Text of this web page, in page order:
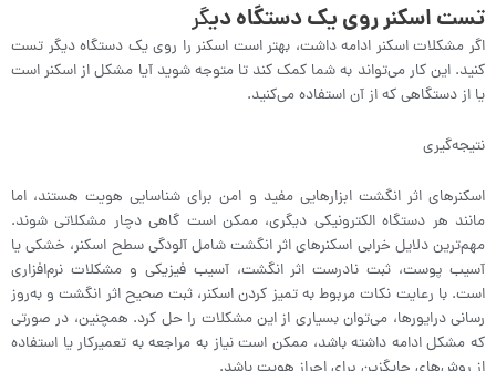
تست اسکنر روی یک دستگاه دیگر
اگر مشکلات اسکنر ادامه داشت، بهتر است اسکنر را روی یک دستگاه دیگر تست
کنید. این کار می‌تواند به شما کمک کند تا متوجه شوید آیا مشکل از اسکنر است
یا از دستگاهی که از آن استفاده می‌کنید.
نتیجه‌گیری
اسکنرهای اثر انگشت ابزارهایی مفید و امن برای شناسایی هویت هستند، اما
مانند هر دستگاه الکترونیکی دیگری، ممکن است گاهی دچار مشکلاتی شوند.
مهم‌ترین دلایل خرابی اسکنرهای اثر انگشت شامل آلودگی سطح اسکنر، خشکی یا
آسیب پوست، ثبت نادرست اثر انگشت، آسیب فیزیکی و مشکلات نرم‌افزاری
است. با رعایت نکات مربوط به تمیز کردن اسکنر، ثبت صحیح اثر انگشت و به‌روز
رسانی درایورها، می‌توان بسیاری از این مشکلات را حل کرد. همچنین، در صورتی
که مشکل ادامه داشته باشد، ممکن است نیاز به مراجعه به تعمیرکار یا استفاده